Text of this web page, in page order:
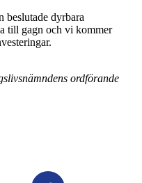
beslutade dyrbara
till gagn och vi kommer
ordförande